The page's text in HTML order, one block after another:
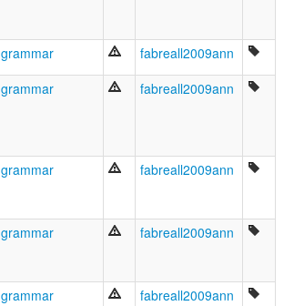
grammar fabreall2009ann
grammar fabreall2009ann
grammar fabreall2009ann
grammar fabreall2009ann
grammar fabreall2009ann